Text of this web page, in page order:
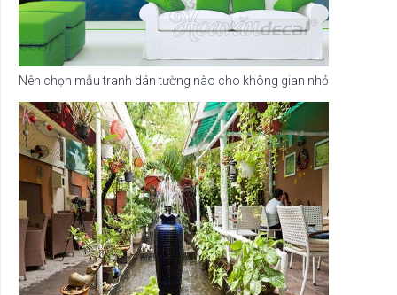
Nên chọn mẫu tranh dán tường nào cho không gian nhỏ